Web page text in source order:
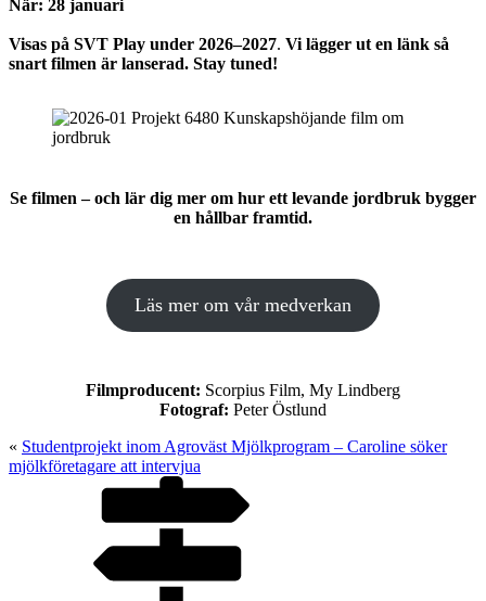
När: 28 januari
Visas på SVT Play under 2026–2027. Vi lägger ut en länk så
snart filmen är lanserad. Stay tuned!
Se filmen – och lär dig mer om hur ett levande jordbruk bygger
en hållbar framtid.
Läs mer om vår medverkan
Filmproducent: Scorpius Film, My Lindberg
Fotograf: Peter Östlund
« Studentprojekt inom Agroväst Mjölkprogram – Caroline söker
mjölkföretagare att intervjua